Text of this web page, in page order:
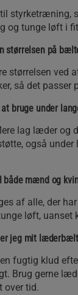
styrketræning,
og tunge løft i
størrelsen på
størrelsen ved
så det
bruge under
lag læder og
også
mænd og
af alle, der
løft, uanset
jeg mit
fugtig klud
Brug gerne
over tid.